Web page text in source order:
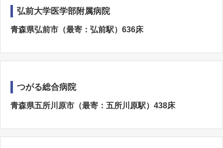
弘前大学医学部附属病院
青森県弘前市（最寄：弘前駅）636床
つがる総合病院
青森県五所川原市（最寄：五所川原駅）438床